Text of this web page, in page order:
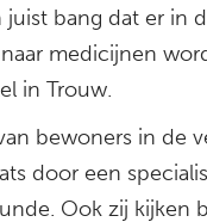
juist bang dat er in
medicijnen
in Trouw.
bewoners in de
door een
Ook zij kijken